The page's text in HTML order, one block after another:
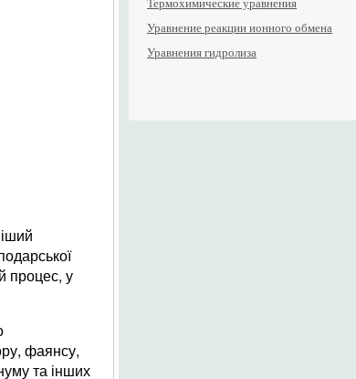
процес, у
фаянсу,
та інших
Термохимические уравнения
Уравнение реакции ионного обмена
Уравнения гидролиза